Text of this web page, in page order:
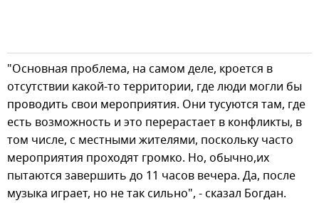
"Основная проблема, на самом деле, кроется в
отсутствии какой-то территории, где люди могли бы
проводить свои мероприятия. Они тусуются там, где
есть возможность и это перерастает в конфликты, в
том числе, с местными жителями, поскольку часто
мероприятия проходят громко. Но, обычно,их
пытаются завершить до 11 часов вечера. Да, после
музыка играет, но не так сильно", - сказал Богдан.